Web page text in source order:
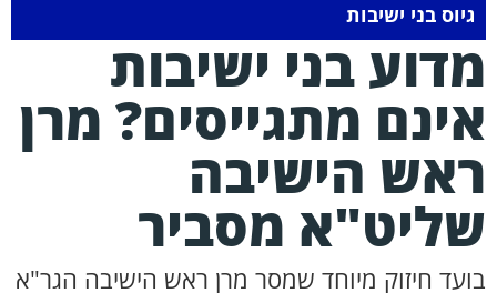
גיוס בני ישיבות
בני ישיבות
מתגייסים? מרן
הישיבה
מסביר
חיזוק מיוחד שמסר מרן ראש הישיבה הגר"א